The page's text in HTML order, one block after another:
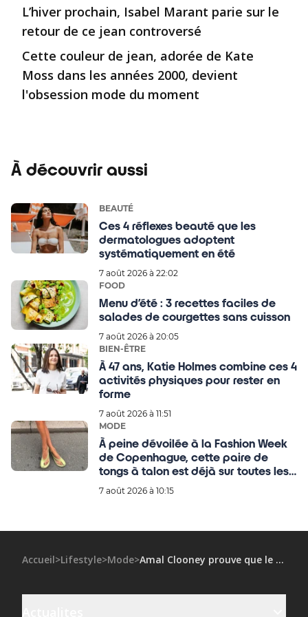
L’hiver prochain, Isabel Marant parie sur le
retour de ce jean controversé
Cette couleur de jean, adorée de Kate
Moss dans les années 2000, devient
l'obsession mode du moment
À découvrir aussi
BEAUTÉ
Ces 4 réflexes beauté que les
dermatologues adoptent
systématiquement en été
7 août 2026 à 22:02
FOOD
Menu d’été : 3 recettes faciles de
salades de courgettes sans cuisson
7 août 2026 à 20:05
BIEN-ÊTRE
À 47 ans, Katie Holmes combine ces 4
activités physiques pour rester en
forme
7 août 2026 à 11:51
MODE
À peine dévoilée à la Fashion Week
de Copenhague, cette paire de
tongs à talon est déjà sur toutes les
wishlists des filles stylées
7 août 2026 à 10:15
Accueil>Lifestyle>Mode> Amal Clooney prouve que le jean délavé peut être très élégant